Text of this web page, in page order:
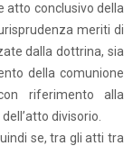
atto conclusivo della
meriti di
dalla dottrina, sia
della comunione
riferimento alla
divisorio.
se, tra gli atti tra